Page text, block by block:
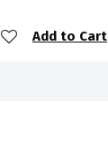
Add to Cart